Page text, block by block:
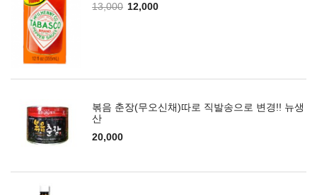
13,000 12,000
볶음 춘장(무오신채)따로 직발송으로 변경!! 뉴생
산
20,000